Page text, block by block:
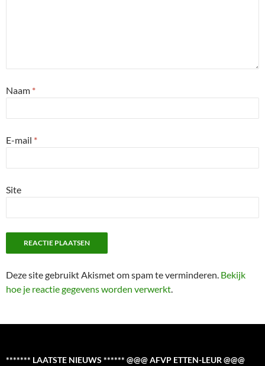
Naam *
E-mail *
Site
Deze site gebruikt Akismet om spam te verminderen. Bekijk
hoe je reactie gegevens worden verwerkt.
******* LAATSTE NIEUWS ****** @@@ AFVP ETTEN-LEUR @@@